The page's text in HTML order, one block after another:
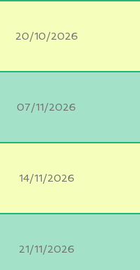
20/10/2026
07/11/2026
14/11/2026
21/11/2026